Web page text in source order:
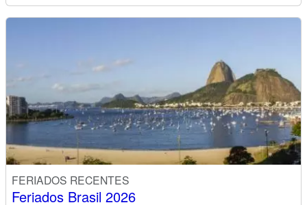
FERIADOS RECENTES
Feriados Brasil 2026